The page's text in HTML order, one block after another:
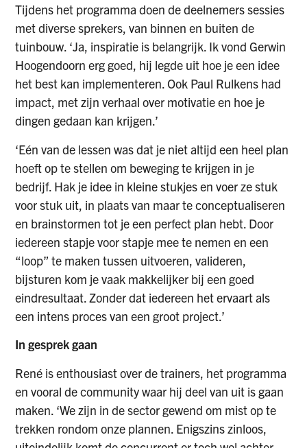
Tijdens het programma doen de deelnemers sessies
met diverse sprekers, van binnen en buiten de
tuinbouw. ‘Ja, inspiratie is belangrijk. Ik vond Gerwin
Hoogendoorn erg goed, hij legde uit hoe je een idee
het best kan implementeren. Ook Paul Rulkens had
impact, met zijn verhaal over motivatie en hoe je
dingen gedaan kan krijgen.’
‘Eén van de lessen was dat je niet altijd een heel plan
hoeft op te stellen om beweging te krijgen in je
bedrijf. Hak je idee in kleine stukjes en voer ze stuk
voor stuk uit, in plaats van maar te conceptualiseren
en brainstormen tot je een perfect plan hebt. Door
iedereen stapje voor stapje mee te nemen en een
“loop” te maken tussen uitvoeren, valideren,
bijsturen kom je vaak makkelijker bij een goed
eindresultaat. Zonder dat iedereen het ervaart als
een intens proces van een groot project.’
In gesprek gaan
René is enthousiast over de trainers, het programma
en vooral de community waar hij deel van uit is gaan
maken. ‘We zijn in de sector gewend om mist op te
trekken rondom onze plannen. Enigszins zinloos,